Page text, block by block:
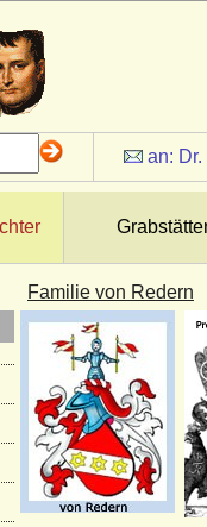
an:
Familie von Redern